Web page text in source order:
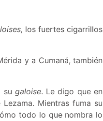
los fuertes cigarrillos
y a Cumaná, también
su galoise. Le digo que en
Mientras fuma su
todo lo que nombra lo